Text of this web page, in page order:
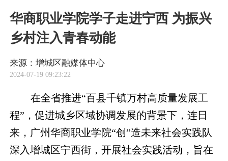
华商职业学院学子走进宁西 为振兴
乡村注入青春动能
来源：增城区融媒体中心
2024-07-19 09:23:22
在全省推进“百县千镇万村高质量发展工
程”，促进城乡区域协调发展的背景下，连日
来，广州华商职业学院“创”造未来社会实践队
深入增城区宁西街，开展社会实践活动，旨在